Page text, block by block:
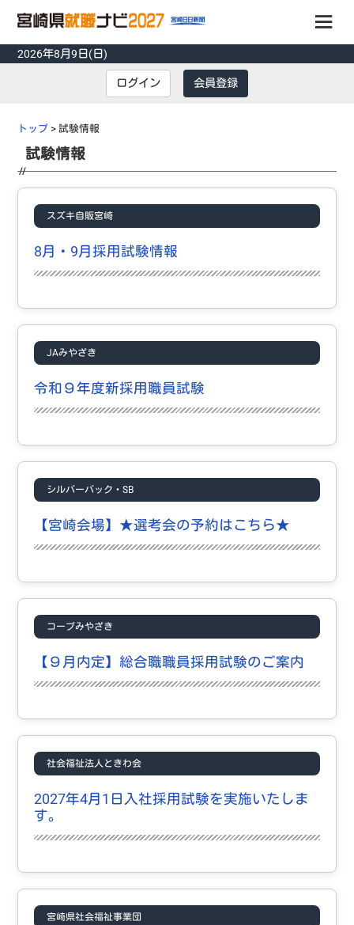
会員登録
先輩の声
トピックス
説明会
試験情報
よくあるご質問
2026年8月9日(日)
ログイン 会員登録
トップ > 試験情報
試験情報
スズキ自販宮崎
8月・9月採用試験情報
JAみやざき
令和９年度新採用職員試験
シルバーバック・SB
【宮崎会場】★選考会の予約はこちら★
コープみやざき
【９月内定】総合職職員採用試験のご案内
社会福祉法人ときわ会
2027年4月1日入社採用試験を実施いたしま
す。
宮崎県社会福祉事業団